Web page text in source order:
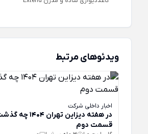
ویدئوهای مرتبط
اخبار داخلی شرکت
در هفته دیزاین تهران
قسمت دوم